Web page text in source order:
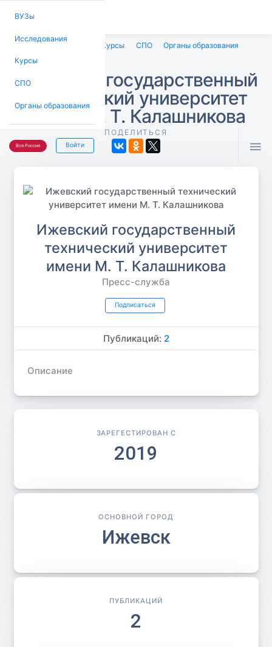
ВУЗы
Исследования
Курсы
СПО
Органы образования
Вся Россия Войти 
Исследования Курсы СПО Органы образования
Ижевский государственный
технический университет
имени М. Т. Калашникова
ПОДЕЛИТЬСЯ
Ижевский государственный
технический университет
имени М. Т. Калашникова
Пресс-служба
Подписаться
Публикаций: 2
Описание
ЗАРЕГЕСТИРОВАН С
2019
ОСНОВНОЙ ГОРОД
Ижевск
ПУБЛИКАЦИЙ
2